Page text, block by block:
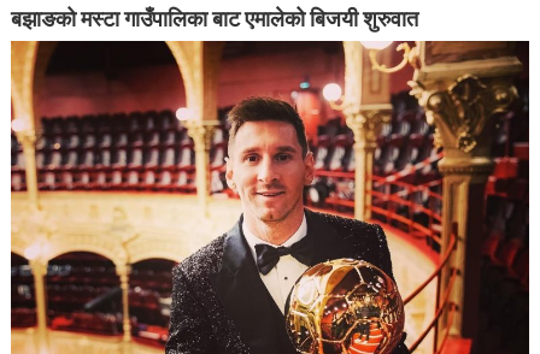
बझाङको मस्टा गाउँपालिका बाट एमालेको बिजयी शुरुवात